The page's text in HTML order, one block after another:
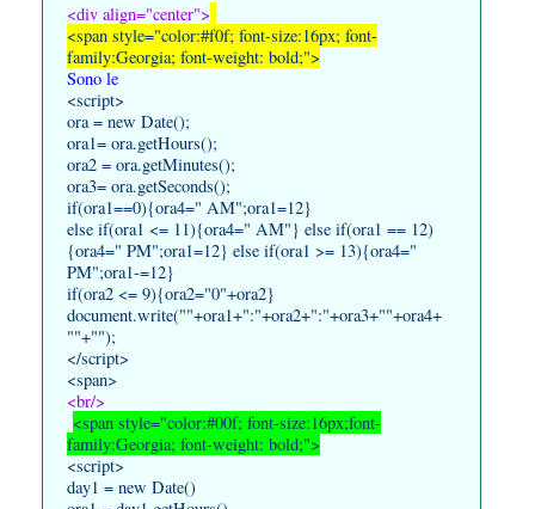
<div align="center">
<span style="color:#f0f; font-size:16px; font-
family:Georgia; font-weight: bold;">
Sono le
<script>
ora = new Date();
ora1= ora.getHours();
ora2 = ora.getMinutes();
ora3= ora.getSeconds();
if(ora1==0){ora4=" AM";ora1=12}
else if(ora1 <= 11){ora4=" AM"} else if(ora1 == 12)
{ora4=" PM";ora1=12} else if(ora1 >= 13){ora4="
PM";ora1-=12}
if(ora2 <= 9){ora2="0"+ora2}
document.write(""+ora1+":"+ora2+":"+ora3+""+ora4+
""+"");
</script>
<span>
<br/>
<span style="color:#00f; font-size:16px;font-
family:Georgia; font-weight: bold;">
<script>
day1 = new Date()